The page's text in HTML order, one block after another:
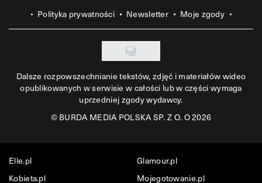
Polityka prywatności
Newsletter Moje zgody
Dalsze rozpowszechnianie tekstów, zdjęć i materiałów wideo
opublikowanych w serwisie w całości lub w części wymaga
uprzedniej zgody wydawcy.
©BURDA MEDIA POLSKA SP. Z O. O 2026
Elle.pl
Glamour.pl
Kobieta.pl
Mojegotowanie.pl